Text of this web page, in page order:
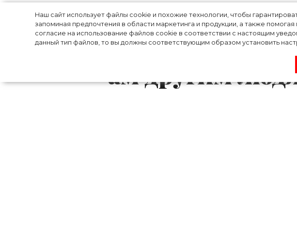
Наш сайт использует файлы cookie и похожие технологии, чтобы
запоминая предпочтения в области маркетинга и продукции, а также
согласие на использование файлов cookie в соответствии с настоящим
данный тип файлов, то вы должны соответствующим образом установить
Почему Робертс,
Пэлтроу передали
*******ам другим